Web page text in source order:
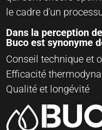
le cadre d'un
Dans la perception
Buco est synonyme
Conseil technique et
Efficacité
Qualité et longévité